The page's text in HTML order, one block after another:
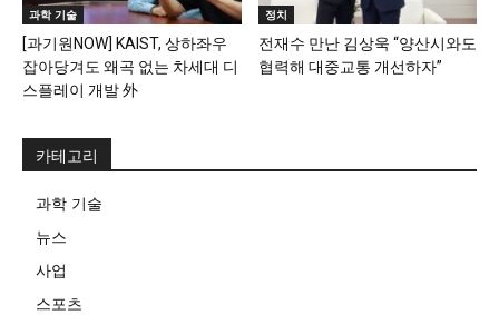
과학 기술
[과기원NOW] KAIST, 상하좌우
잡아당겨도 왜곡 없는 차세대 디
스플레이 개발 外
정치
전재수 만난 김상욱 “양산시와도
협력해 대중교통 개선하자”
카테고리
과학 기술
뉴스
사업
스포츠